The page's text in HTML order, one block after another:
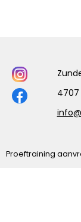
4707
Proeftraining